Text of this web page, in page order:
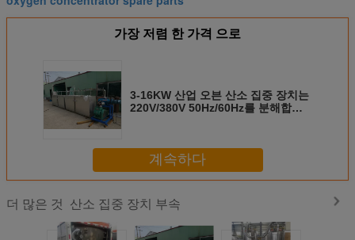
가장 저렴 한 가격 으로
3-16KW 산업 오븐 산소 집중 장치는
220V/380V 50Hz/60Hz를 분해합니
계속하다
더 많은 것 산소 집중 장치 부속